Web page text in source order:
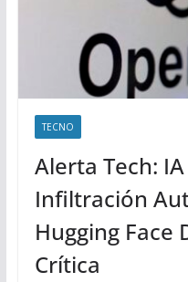
TECNO
Alerta Tech:
Infiltración
Hugging Face
Crítica